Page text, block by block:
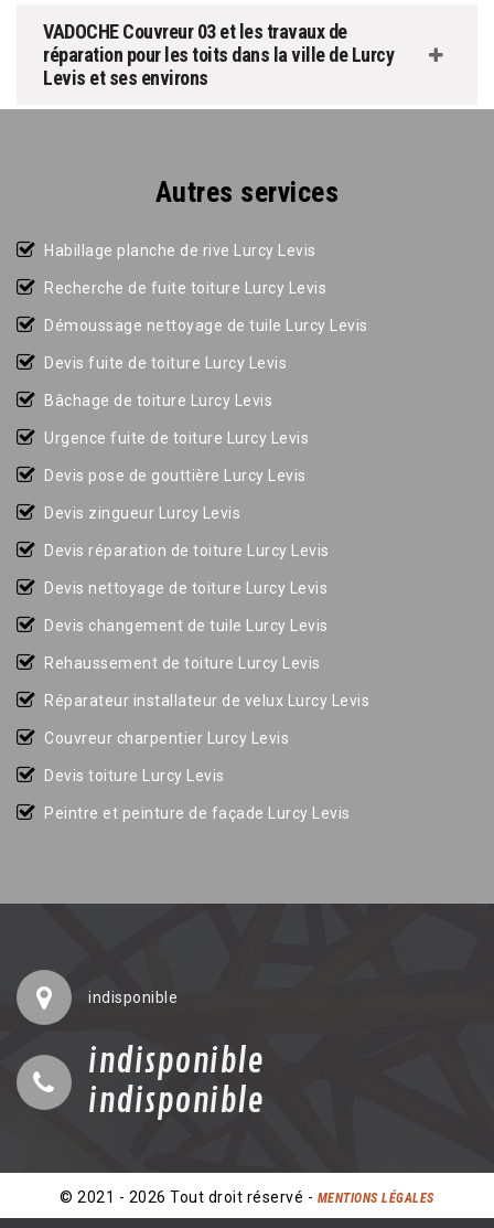
VADOCHE Couvreur 03 et les travaux de
réparation pour les toits dans la ville de Lurcy
Levis et ses environs
Autres services
Habillage planche de rive Lurcy Levis
Recherche de fuite toiture Lurcy Levis
Démoussage nettoyage de tuile Lurcy Levis
Devis fuite de toiture Lurcy Levis
Bâchage de toiture Lurcy Levis
Urgence fuite de toiture Lurcy Levis
Devis pose de gouttière Lurcy Levis
Devis zingueur Lurcy Levis
Devis réparation de toiture Lurcy Levis
Devis nettoyage de toiture Lurcy Levis
Devis changement de tuile Lurcy Levis
Rehaussement de toiture Lurcy Levis
Réparateur installateur de velux Lurcy Levis
Couvreur charpentier Lurcy Levis
Devis toiture Lurcy Levis
Peintre et peinture de façade Lurcy Levis
indisponible
indisponible
indisponible
© 2021 - 2026 Tout droit réservé - MENTIONS LÉGALES